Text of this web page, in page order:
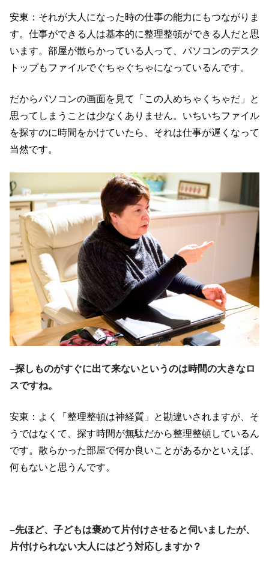
安東：それが大人になった時の仕事の能力にもつながりま
す。仕事ができる人は基本的に整理整頓ができる人だと思
います。部屋が散らかっている人って、パソコンのデスク
トップもファイルでぐちゃぐちゃになっているんです。
だからパソコンの画面を見て「この人めちゃくちゃだ」と
思ってしまうことは少なくありません。いちいちファイル
を探すのに時間をかけていたら、それは仕事が遅くなって
当然です。
–探しものがすぐに出て来ないというのは時間の大きなロ
スですね。
安東：よく「整理整頓は神経質」と勘違いされますが、そ
うではなくて、探す時間が無駄だから整理整頓しているん
です。散らかった部屋で何か良いことがあるかといえば、
何もないと思うんです。
–先ほど、子どもは褒めて片付けさせると伺いましたが、
片付けられない大人にはどう対応しますか？